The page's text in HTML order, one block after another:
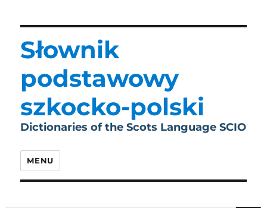
Słownik
podstawowy
szkocko-polski
Dictionaries of the Scots Language SCIO
MENU